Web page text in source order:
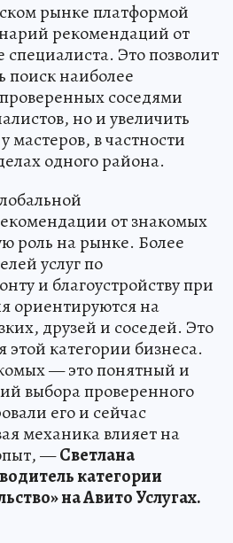
рынке платформой
рекомендаций от
Это позволит
поиск наиболее
соседями
но и увеличить
мастеров, в частности
одного района.
от знакомых
роль на рынке. Более
услуг по
и благоустройству при
ориентируются на
друзей и соседей. Это
категории бизнеса.
— это понятный и
выбора проверенного
его и сейчас
механика влияет на
—Светлана
категории